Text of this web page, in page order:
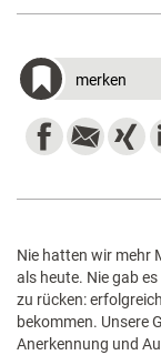
merken
Nie hatten wir mehr
als heute. Nie gab
zu rücken:
bekommen. Unsere
Anerkennung und